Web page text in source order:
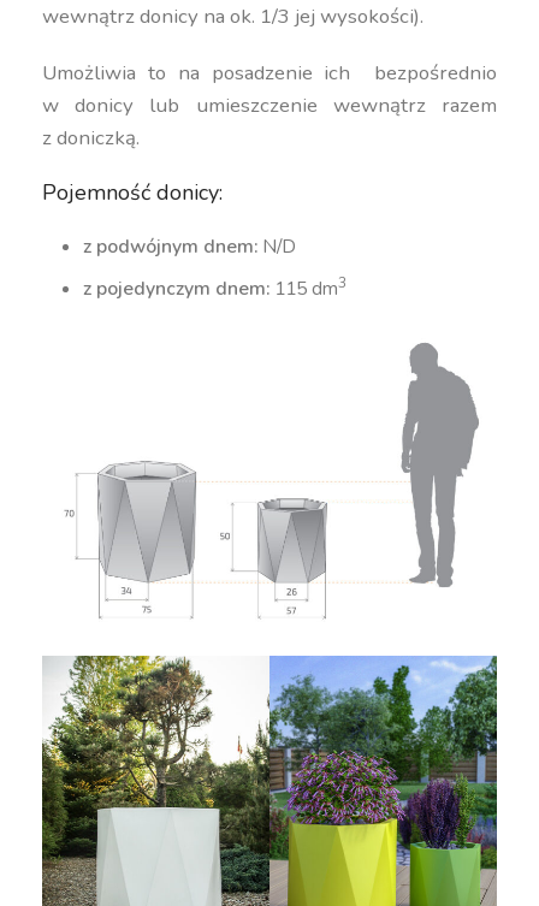
wewnątrz donicy na ok. 1/3 jej wysokości).
Umożliwia to na posadzenie ich bezpośrednio
w donicy lub umieszczenie wewnątrz razem
z doniczką.
Pojemność donicy:
z podwójnym dnem: N/D
z pojedynczym dnem: 115 dm3